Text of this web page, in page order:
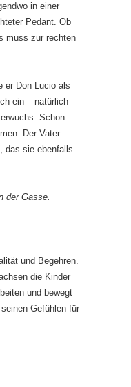
in einer
Pedant. Ob
muss zur rechten
er Don Lucio als
ein – natürlich –
Schon
Der Vater
das sie ebenfalls
der Gasse.
und Begehren.
die Kinder
und bewegt
Gefühlen für